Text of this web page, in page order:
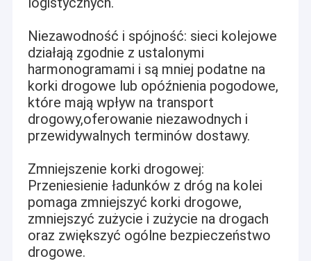
Niezawodność i spójność: sieci kolejowe
działają zgodnie z ustalonymi
harmonogramami i są mniej podatne na
korki drogowe lub opóźnienia pogodowe,
które mają wpływ na transport
drogowy,oferowanie niezawodnych i
przewidywalnych terminów dostawy.
Zmniejszenie korki drogowej:
Przeniesienie ładunków z dróg na kolei
pomaga zmniejszyć korki drogowe,
zmniejszyć zużycie i zużycie na drogach
oraz zwiększyć ogólne bezpieczeństwo
drogowe.